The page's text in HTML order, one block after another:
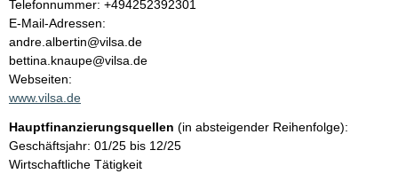
l
t
K
o
n
t
a
k
i
n
f
Telefonnummer: +494252392301
E-Mail-Adressen:
andre.albertin@vilsa.de
bettina.knaupe@vilsa.de
Webseiten:
www.vilsa.de
Hauptfinanzierungsquellen (in absteigender Reihenfolge):
Geschäftsjahr: 01/25 bis 12/25
Wirtschaftliche Tätigkeit